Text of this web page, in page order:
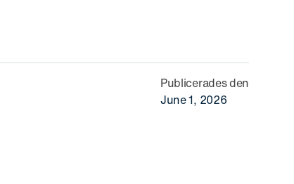
Publicerades den
June 1, 2026